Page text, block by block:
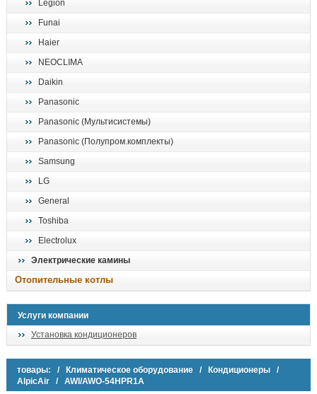
Legion
Funai
Haier
NEOCLIMA
Daikin
Panasonic
Panasonic (Мультисистемы)
Panasonic (Полупром.комплекты)
Samsung
LG
General
Toshiba
Electrolux
Электрические камины
Отопительные котлы
Услуги компании
Установка кондиционеров
товары: / Климатическое оборудование / Кондиционеры /
AlpicAir / AWI/AWO-54HPR1A